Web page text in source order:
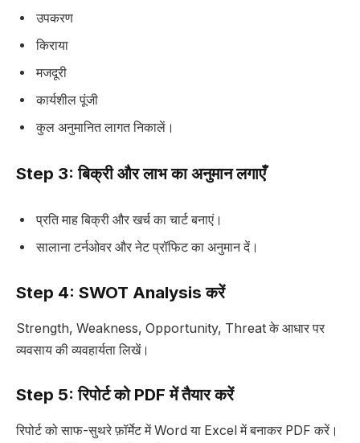
उपकरण
किराया
मजदूरी
कार्यशील पूंजी
कुल अनुमानित लागत निकालें।
Step 3: बिक्री और लाभ का अनुमान लगाएँ
प्रति माह बिक्री और खर्च का चार्ट बनाएं।
सालाना टर्नओवर और नेट प्रॉफिट का अनुमान दें।
Step 4: SWOT Analysis करें
Strength, Weakness, Opportunity, Threat के आधार पर
व्यवसाय की व्यवहार्यता लिखें।
Step 5: रिपोर्ट को PDF में तैयार करें
रिपोर्ट को साफ-सुथरे फ़ॉर्मेट में Word या Excel में बनाकर PDF करें।